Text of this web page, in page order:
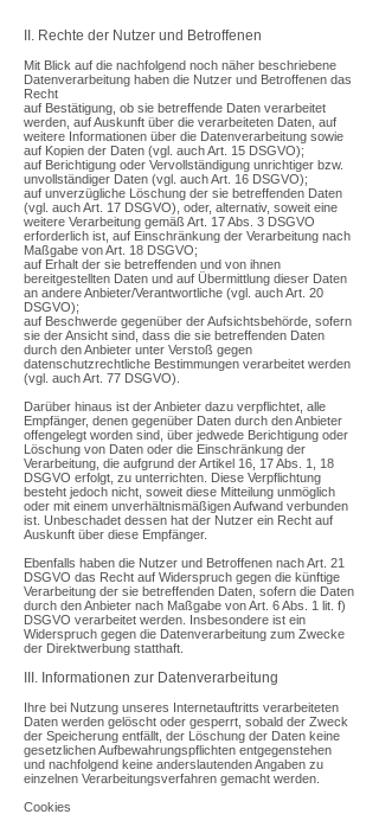
II. Rechte der Nutzer und Betroffenen
Mit Blick auf die nachfolgend noch näher beschriebene
Datenverarbeitung haben die Nutzer und Betroffenen das
Recht
auf Bestätigung, ob sie betreffende Daten verarbeitet
werden, auf Auskunft über die verarbeiteten Daten, auf
weitere Informationen über die Datenverarbeitung sowie
auf Kopien der Daten (vgl. auch Art. 15 DSGVO);
auf Berichtigung oder Vervollständigung unrichtiger bzw.
unvollständiger Daten (vgl. auch Art. 16 DSGVO);
auf unverzügliche Löschung der sie betreffenden Daten
(vgl. auch Art. 17 DSGVO), oder, alternativ, soweit eine
weitere Verarbeitung gemäß Art. 17 Abs. 3 DSGVO
erforderlich ist, auf Einschränkung der Verarbeitung nach
Maßgabe von Art. 18 DSGVO;
auf Erhalt der sie betreffenden und von ihnen
bereitgestellten Daten und auf Übermittlung dieser Daten
an andere Anbieter/Verantwortliche (vgl. auch Art. 20
DSGVO);
auf Beschwerde gegenüber der Aufsichtsbehörde, sofern
sie der Ansicht sind, dass die sie betreffenden Daten
durch den Anbieter unter Verstoß gegen
datenschutzrechtliche Bestimmungen verarbeitet werden
(vgl. auch Art. 77 DSGVO).
Darüber hinaus ist der Anbieter dazu verpflichtet, alle
Empfänger, denen gegenüber Daten durch den Anbieter
offengelegt worden sind, über jedwede Berichtigung oder
Löschung von Daten oder die Einschränkung der
Verarbeitung, die aufgrund der Artikel 16, 17 Abs. 1, 18
DSGVO erfolgt, zu unterrichten. Diese Verpflichtung
besteht jedoch nicht, soweit diese Mitteilung unmöglich
oder mit einem unverhältnismäßigen Aufwand verbunden
ist. Unbeschadet dessen hat der Nutzer ein Recht auf
Auskunft über diese Empfänger.
Ebenfalls haben die Nutzer und Betroffenen nach Art. 21
DSGVO das Recht auf Widerspruch gegen die künftige
Verarbeitung der sie betreffenden Daten, sofern die Daten
durch den Anbieter nach Maßgabe von Art. 6 Abs. 1 lit. f)
DSGVO verarbeitet werden. Insbesondere ist ein
Widerspruch gegen die Datenverarbeitung zum Zwecke
der Direktwerbung statthaft.
III. Informationen zur Datenverarbeitung
Ihre bei Nutzung unseres Internetauftritts verarbeiteten
Daten werden gelöscht oder gesperrt, sobald der Zweck
der Speicherung entfällt, der Löschung der Daten keine
gesetzlichen Aufbewahrungspflichten entgegenstehen
und nachfolgend keine anderslautenden Angaben zu
einzelnen Verarbeitungsverfahren gemacht werden.
Cookies